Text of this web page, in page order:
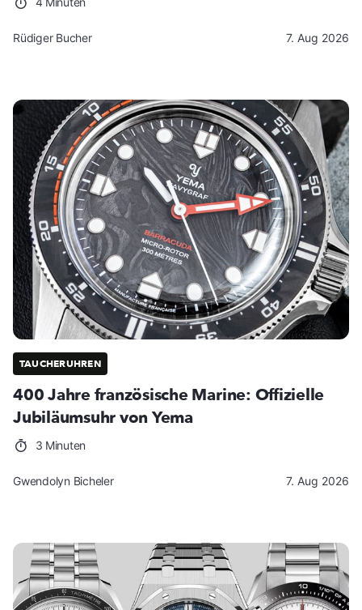
Rüdiger Bucher 7. Aug 2026
TAUCHERUHREN
400 Jahre französische Marine: Offizielle
Jubiläumsuhr von Yema
3 Minuten
Gwendolyn Bicheler 7. Aug 2026